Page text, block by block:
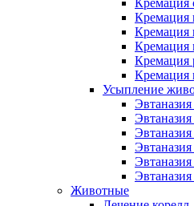
Кремация
Кремация
Кремация
Кремация
Кремация
Кремация
Усыпление
Эвтаназия
Эвтаназия
Животные